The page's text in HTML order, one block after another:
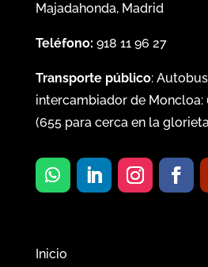
Majadahonda, Madrid
Teléfono: 918 11 96 27
Transporte público:
intercambiador de Moncloa:
(655para cerca en la
Inicio